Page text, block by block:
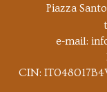
Piazza
e-mail:
CIN: